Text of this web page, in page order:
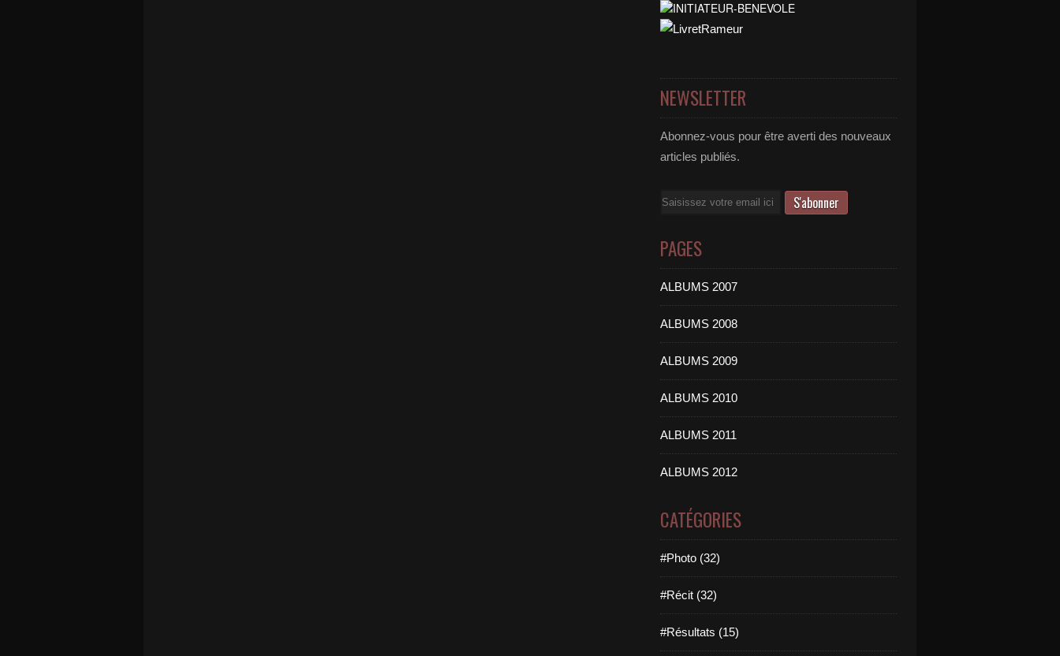
NEWSLETTER
Abonnez-vous pour être averti des nouveaux
articles publiés.
Email
PAGES
ALBUMS 2007
ALBUMS 2008
ALBUMS 2009
ALBUMS 2010
ALBUMS 2011
ALBUMS 2012
CATÉGORIES
#Photo (32)
#Récit (32)
#Résultats (15)